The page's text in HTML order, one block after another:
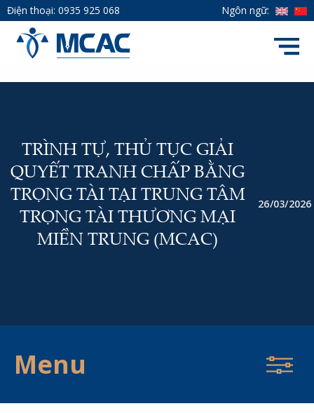
Điện thoại: 0935 925 068 Ngôn ngữ:
TRÌNH TỰ, THỦ TỤC GIẢI
QUYẾT TRANH CHẤP BẰNG
TRỌNG TÀI TẠI TRUNG TÂM
TRỌNG TÀI THƯƠNG MẠI
MIỀN TRUNG (MCAC)
26/03/2026
Menu